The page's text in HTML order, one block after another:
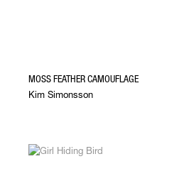
MOSS FEATHER CAMOUFLAGE
Kim Simonsson